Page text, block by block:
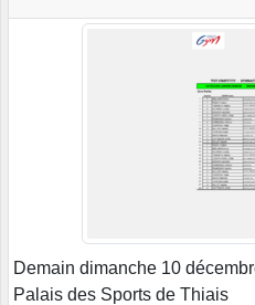
Demain dimanche 10
Palais des Sports de Thiais